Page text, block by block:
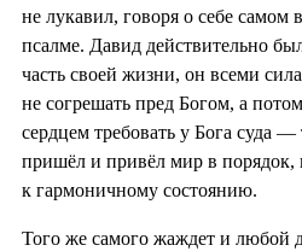
не лукавил, говоря о себе самом
псалме. Давид действительно
часть своей жизни, он всеми
не согрешать пред Богом, а
сердцем требовать у Бога суда —
пришёл и привёл мир в порядок,
к гармоничному состоянию.
Того же самого жаждет и любой